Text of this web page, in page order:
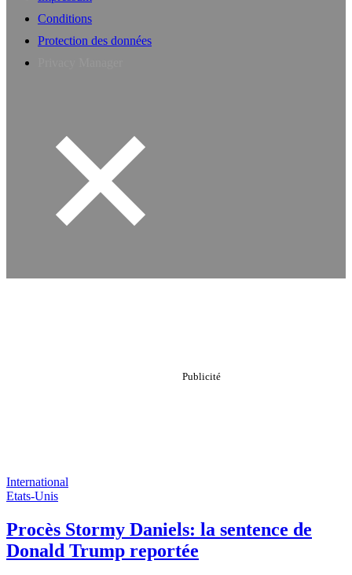
Conditions
Protection des données
International
Etats-Unis
Procès Stormy Daniels: la sentence de
Donald Trump reportée